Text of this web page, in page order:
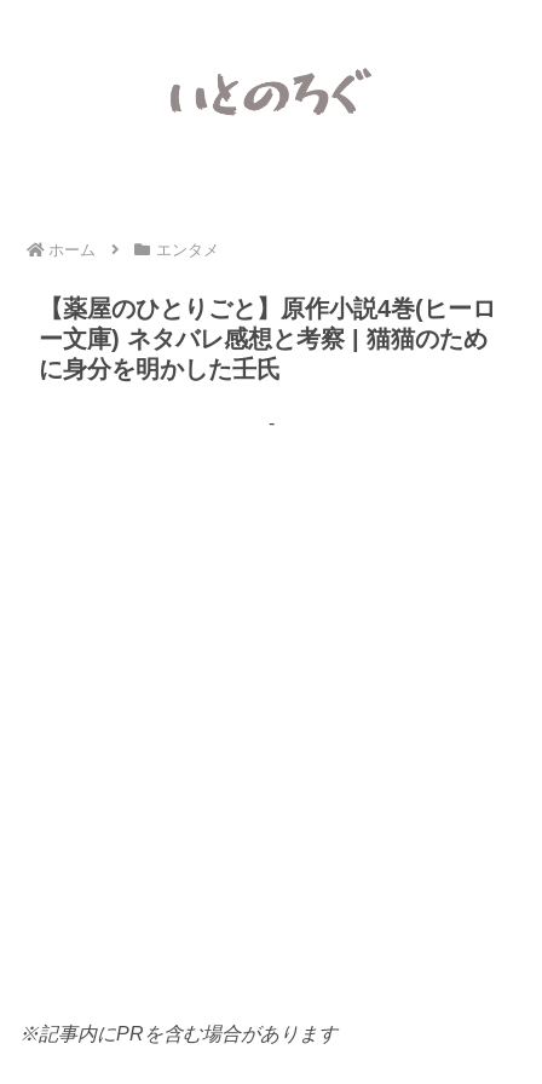
ホーム エンタメ
【薬屋のひとりごと】原作小説4巻(ヒーロ
ー文庫) ネタバレ感想と考察 | 猫猫のため
に身分を明かした壬氏
-
※記事内にPRを含む場合があります